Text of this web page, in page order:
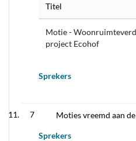
Titel
Motie -
project Ecohof
Sprekers
7 Moties vreemd aan
Sprekers